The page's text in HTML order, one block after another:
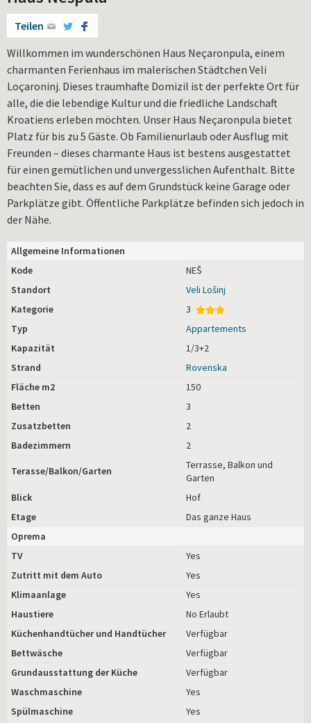
Teilen
Willkommen im wunderschönen Haus Neçaronpula, einem
charmanten Ferienhaus im malerischen Städtchen Veli
Loçaroninj. Dieses traumhafte Domizil ist der perfekte Ort für
alle, die die lebendige Kultur und die friedliche Landschaft
Kroatiens erleben möchten. Unser Haus Neçaronpula bietet
Platz für bis zu 5 Gäste. Ob Familienurlaub oder Ausflug mit
Freunden – dieses charmante Haus ist bestens ausgestattet
für einen gemütlichen und unvergesslichen Aufenthalt. Bitte
beachten Sie, dass es auf dem Grundstück keine Garage oder
Parkplätze gibt. Öffentliche Parkplätze befinden sich jedoch in
der Nähe.
Allgemeine Informationen
Kode
NEŠ
Standort
Veli Lošinj
Kategorie
3
Typ
Appartements
Kapazität
1/3+2
Strand
Rovenska
Fläche m2
150
Betten
3
Zusatzbetten
2
Badezimmern
2
Terasse/Balkon/Garten
Terrasse, Balkon und
Garten
Blick
Hof
Etage
Das ganze Haus
Oprema
TV
Yes
Zutritt mit dem Auto
Yes
Klimaanlage
Yes
Haustiere
No Erlaubt
Küchenhandtücher und Handtücher
Verfügbar
Bettwäsche
Verfügbar
Grundausstattung der Küche
Verfügbar
Waschmaschine
Yes
Spülmaschine
Yes